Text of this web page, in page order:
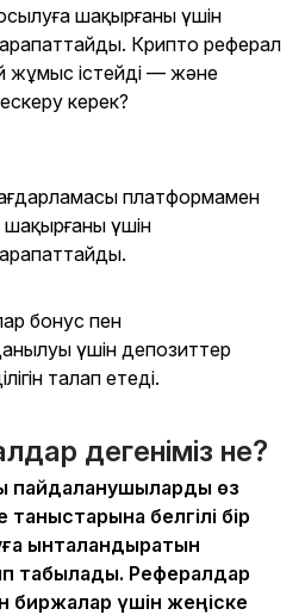
шақырғаны үшін
Крипто реферал
жұмыс істейді — және
керек?
платформамен
шақырғаны үшін
бонус пен
үшін депозиттер
талап етеді.
дегеніміз не?
пайдаланушыларды өз
белгілі бір
ынталандыратын
табылады. Рефералдар
биржалар үшін жеңіске